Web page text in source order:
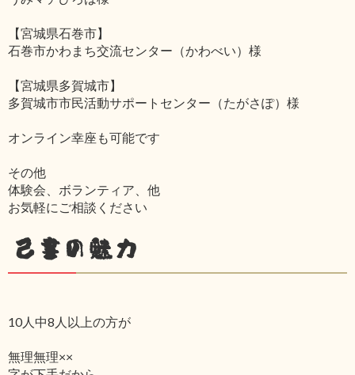
【宮城県石巻市】
石巻市かわまち交流センター（かわべい）様
【宮城県多賀城市】
多賀城市市民活動サポートセンター（たがさぽ）様
オンライン幸座も可能です
その他
体験会、ボランティア、他
お気軽にご相談ください
己書の魅力
10人中8人以上の方が
無理無理××